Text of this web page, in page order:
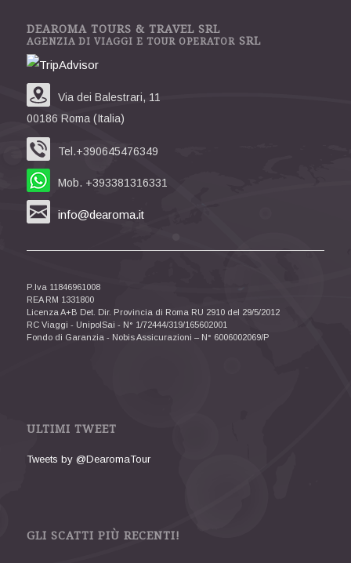
DEAROMA TOURS & TRAVEL SRL
AGENZIA DI VIAGGI E TOUR OPERATOR SRL
Via dei Balestrari, 11
00186 Roma (Italia)
Tel.+390645476349
Mob. +393381316331
info@dearoma.it
P.Iva 11846961008
REA RM 1331800
Licenza A+B Det. Dir. Provincia di Roma RU 2910 del 29/5/2012
RC Viaggi - UnipolSai - N° 1/72444/319/165602001
Fondo di Garanzia - Nobis Assicurazioni – N° 6006002069/P
ULTIMI TWEET
Tweets by @DearomaTour
GLI SCATTI PIÙ RECENTI!